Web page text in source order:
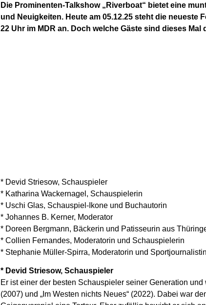
Die Prominenten-Talkshow „Riverboat“ bietet eine
und Neuigkeiten. Heute am 05.12.25 steht die
22 Uhr im MDR an. Doch welche Gäste sind dieses Mal
* Devid Striesow, Schauspieler
* Katharina Wackernagel, Schauspielerin
* Uschi Glas, Schauspiel-Ikone und Buchautorin
* Johannes B. Kerner, Moderator
* Doreen Bergmann, Bäckerin und Patisseurin aus
* Collien Fernandes, Moderatorin und Schauspielerin
* Stephanie Müller-Spirra, Moderatorin und Sportjournalistin
* Devid Striesow, Schauspieler
Er ist einer der besten Schauspieler seiner Generation
(2007) und „Im Westen nichts Neues“ (2022). Dabei war